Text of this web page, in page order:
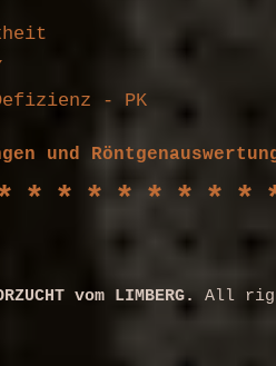
- PK
und
vom LIMBERG. All